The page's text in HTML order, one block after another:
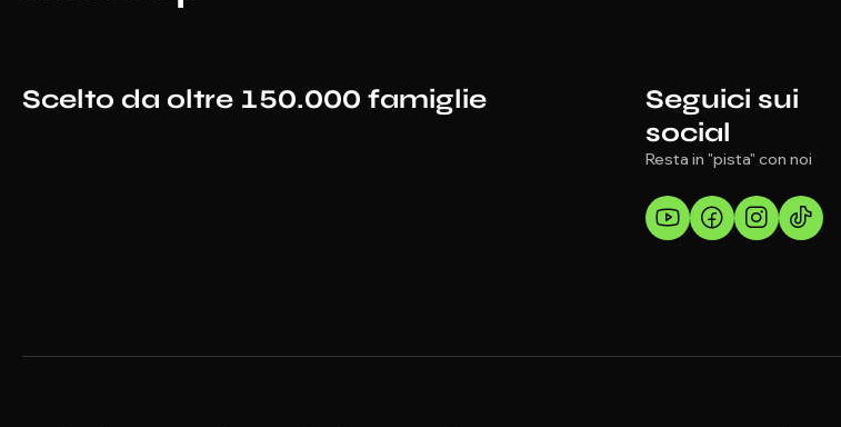
Scelto da oltre 150.000 famiglie
Seguici sui
social
Resta in "pista" con noi